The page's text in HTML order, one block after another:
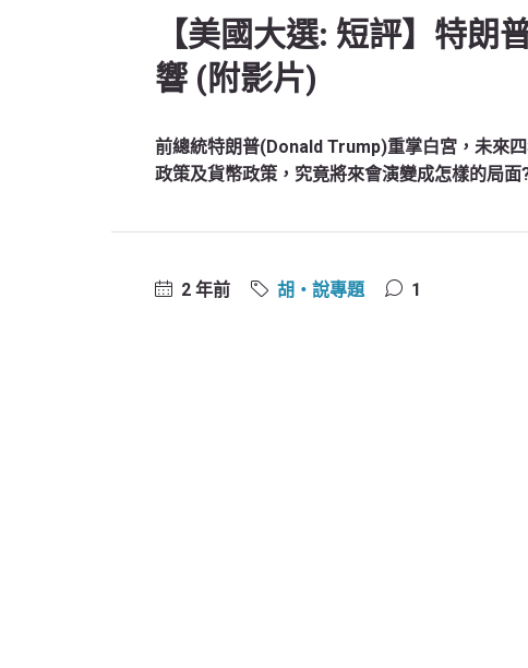
【美國大選: 短評】特朗
響 (附影片)
前總統特朗普(Donald Trump)重掌白宮，未來
政策及貨幣政策，究竟將來會演變成怎樣的局
2 年前 胡‧說專題 1